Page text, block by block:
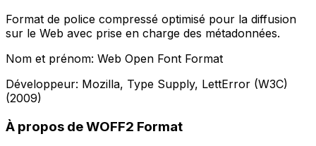
Format de police compressé optimisé pour la diffusion
sur le Web avec prise en charge des métadonnées.
Nom et prénom: Web Open Font Format
Développeur: Mozilla, Type Supply, LettError (W3C)
(2009)
À propos de WOFF2 Format